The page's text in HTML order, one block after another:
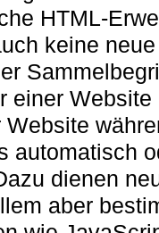
HTML-
keine
einer
Website
automatisch
dienen
aber